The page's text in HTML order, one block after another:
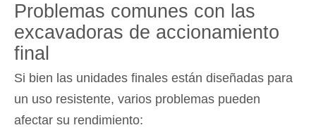
Problemas comunes con las
excavadoras de accionamiento
final
Si bien las unidades finales están diseñadas para
un uso resistente, varios problemas pueden
afectar su rendimiento: